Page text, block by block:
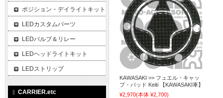
KAWASAKI >> フュエル・キャッ
プ・パッド Keiti 【KAWASAKI車】
¥2,970(本体 ¥2,700)
ポジション・デイライトキット
LEDカスタムパーツ
LEDバルブ＆リレー
LEDヘッドライトキット
LEDストリップ
CARRIER.etc